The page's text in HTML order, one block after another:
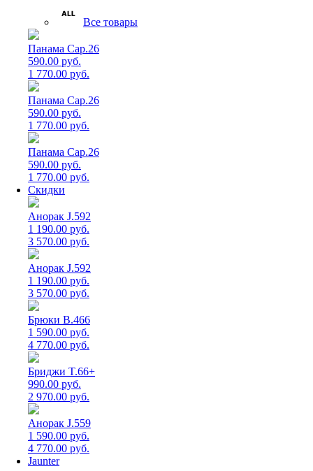
Все товары
Панама Cap.26
590.00 руб.
1 770.00 руб.
Панама Cap.26
590.00 руб.
1 770.00 руб.
Панама Cap.26
590.00 руб.
1 770.00 руб.
Скидки
Анорак J.592
1 190.00 руб.
3 570.00 руб.
Анорак J.592
1 190.00 руб.
3 570.00 руб.
Брюки B.466
1 590.00 руб.
4 770.00 руб.
Бриджи T.66+
990.00 руб.
2 970.00 руб.
Анорак J.559
1 590.00 руб.
4 770.00 руб.
Jaunter